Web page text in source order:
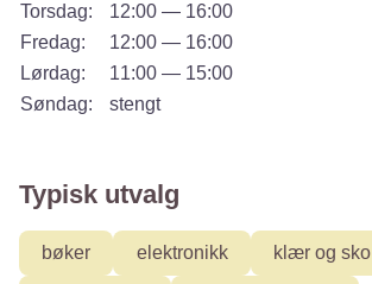
Torsdag:
12:00 — 16:00
Fredag:
12:00 — 16:00
Lørdag:
11:00 — 15:00
Søndag:
stengt
Typisk utvalg
bøker elektronikk klær og sko